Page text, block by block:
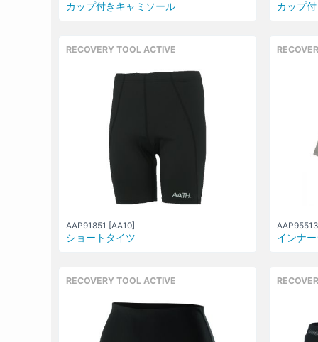
カップ付きキャミソール カップ
RECOVERY TOOL ACTIVE
AAP91851 [AA10]
ショートタイツ インナ
RECOVERY TOOL ACTIVE